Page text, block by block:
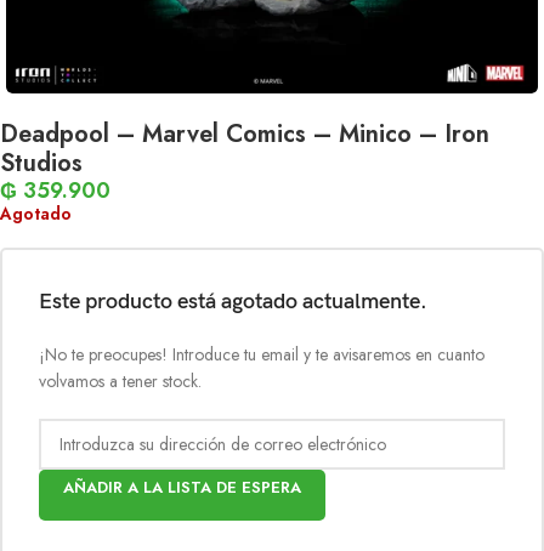
Deadpool – Marvel Comics – Minico – Iron
Studios
₲ 359.900
Agotado
Este producto está agotado actualmente.
¡No te preocupes! Introduce tu email y te avisaremos en cuanto
volvamos a tener stock.
AÑADIR A LA LISTA DE ESPERA